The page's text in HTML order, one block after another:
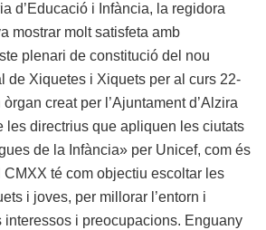
d’Educació i Infància, la regidora
mostrar molt satisfeta amb
plenari de constitució del nou
de Xiquetes i Xiquets per al curs 22-
òrgan creat per l’Ajuntament d’Alzira
les directrius que apliquen les ciutats
de la Infància» per Unicef, com és
CMXX té com objectiu escoltar les
i joves, per millorar l’entorn i
interessos i preocupacions. Enguany